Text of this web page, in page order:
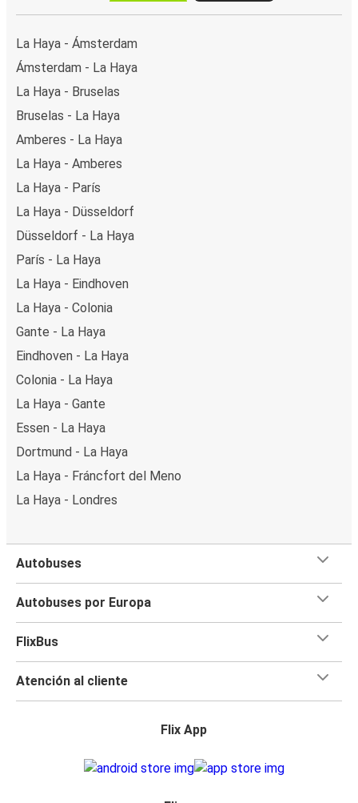
La Haya - Ámsterdam
Ámsterdam - La Haya
La Haya - Bruselas
Bruselas - La Haya
Amberes - La Haya
La Haya - Amberes
La Haya - París
La Haya - Düsseldorf
Düsseldorf - La Haya
París - La Haya
La Haya - Eindhoven
La Haya - Colonia
Gante - La Haya
Eindhoven - La Haya
Colonia - La Haya
La Haya - Gante
Essen - La Haya
Dortmund - La Haya
La Haya - Fráncfort del Meno
La Haya - Londres
Autobuses
Autobuses por Europa
FlixBus
Atención al cliente
Flix App